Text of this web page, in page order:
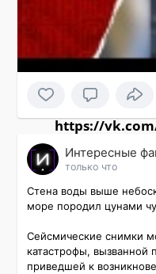
https://
Интересные
только что
Стена воды выше
море породил цунами
Сейсмические снимки
катастрофы, вызванной
приведшей к